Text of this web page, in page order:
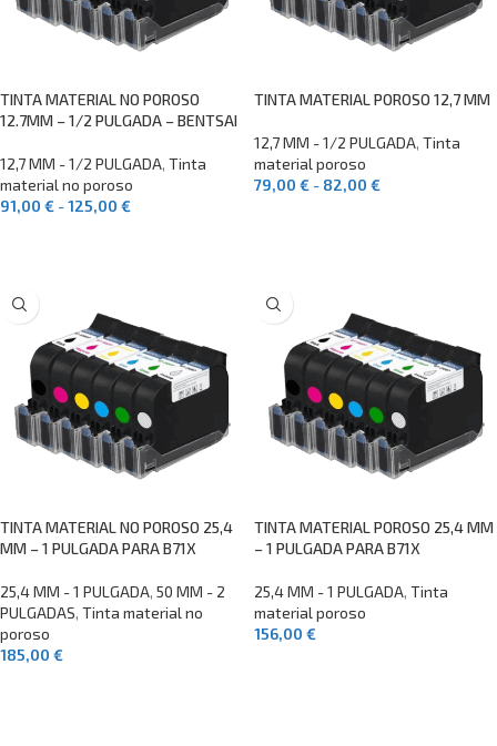
TINTA MATERIAL NO POROSO
12.7MM – 1/2 PULGADA – BENTSAI
12,7 MM - 1/2 PULGADA, Tinta
material no poroso
91,00 € -125,00 €
TINTA MATERIAL POROSO 12,7 MM
12,7 MM - 1/2 PULGADA, Tinta
material poroso
79,00 € - 82,00 €
TINTA MATERIAL NO POROSO 25,4
MM – 1 PULGADA PARA B71X
25,4 MM - 1 PULGADA, 50 MM - 2
PULGADAS, Tinta material no
poroso
185,00 €
TINTA MATERIAL POROSO 25,4 MM
– 1 PULGADA PARA B71X
25,4 MM - 1 PULGADA, Tinta
material poroso
156,00 €